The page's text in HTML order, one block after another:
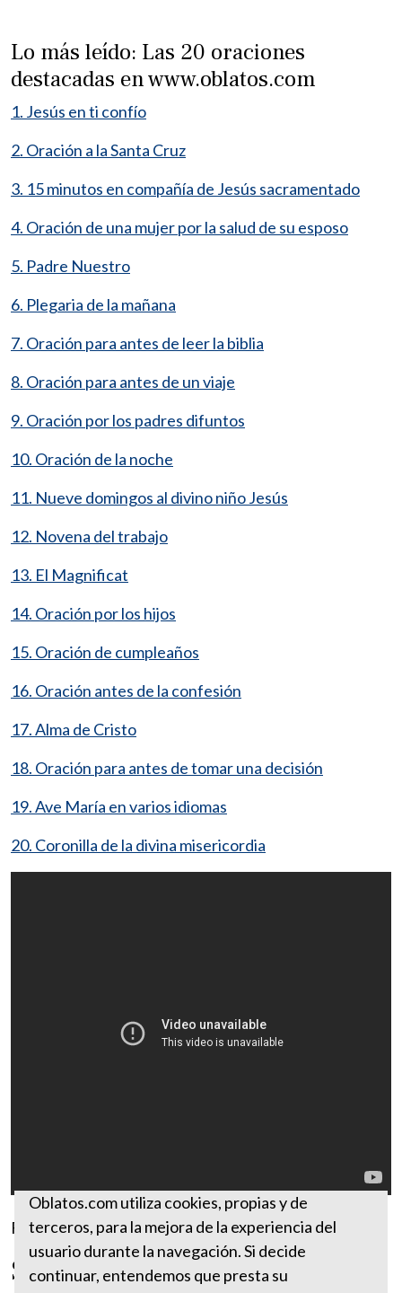
Lo más leído: Las 20 oraciones
destacadas en www.oblatos.com
1. Jesús en ti confío
2. Oración a la Santa Cruz
3. 15 minutos en compañía de Jesús sacramentado
4. Oración de una mujer por la salud de su esposo
5. Padre Nuestro
6. Plegaria de la mañana
7. Oración para antes de leer la biblia
8. Oración para antes de un viaje
9. Oración por los padres difuntos
10. Oración de la noche
11. Nueve domingos al divino niño Jesús
12. Novena del trabajo
13. El Magnificat
14. Oración por los hijos
15. Oración de cumpleaños
16. Oración antes de la confesión
17. Alma de Cristo
18. Oración para antes de tomar una decisión
19. Ave María en varios idiomas
20. Coronilla de la divina misericordia
Fuente:https://www.ewtn.com/
San Pedro Nolasco
Oblatos.com utiliza cookies, propias y de
terceros, para la mejora de la experiencia del
usuario durante la navegación. Si decide
continuar, entendemos que presta su